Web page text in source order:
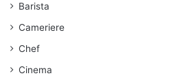
Barista
Cameriere
Chef
Cinema